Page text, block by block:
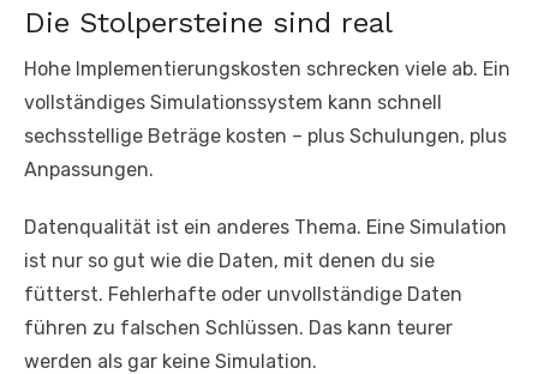
Die Stolpersteine sind real
Hohe Implementierungskosten schrecken viele ab. Ein
vollständiges Simulationssystem kann schnell
sechsstellige Beträge kosten – plus Schulungen, plus
Anpassungen.
Datenqualität ist ein anderes Thema. Eine Simulation
ist nur so gut wie die Daten, mit denen du sie
fütterst. Fehlerhafte oder unvollständige Daten
führen zu falschen Schlüssen. Das kann teurer
werden als gar keine Simulation.